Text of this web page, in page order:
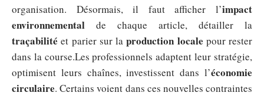
organisation. Désormais, il faut afficher l’impact
environnemental de chaque article, détailler la
traçabilité et parier sur laproduction locale pour rester
dans la course.Les professionnels adaptent leur stratégie,
optimisent leurs chaînes, investissent dans l’économie
circulaire. Certains voient dans ces nouvelles contraintes